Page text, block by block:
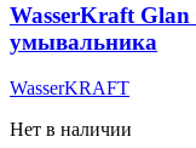
WasserKraft Glan
умывальника
WasserKRAFT
Нет в наличии